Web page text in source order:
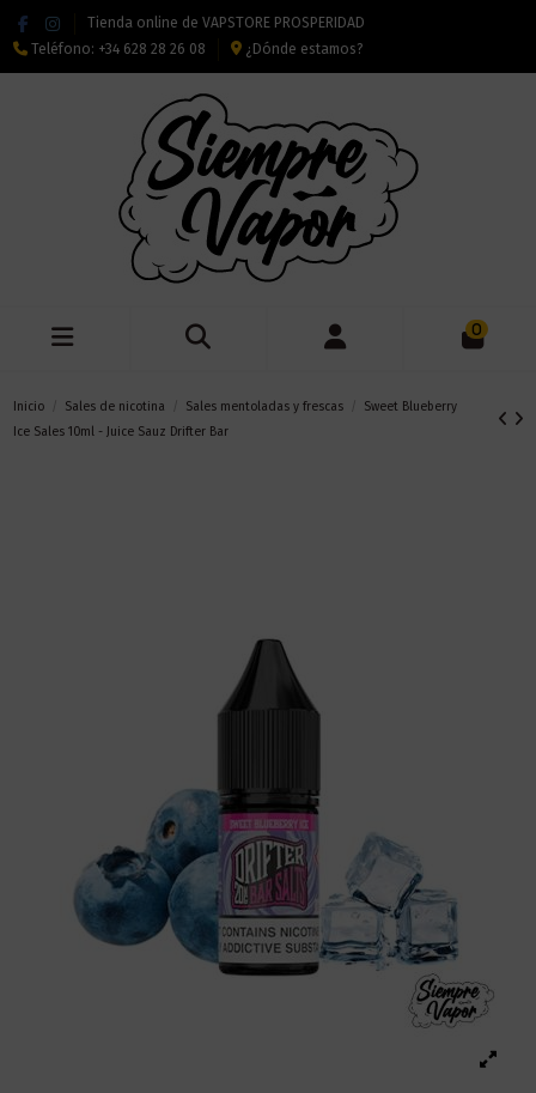
Tienda online de VAPSTORE PROSPERIDAD
Teléfono: +34 628 28 26 08 ¿Dónde estamos?
0
Inicio Sales de nicotina Sales mentoladas y frescas
Sweet Blueberry
Ice Sales 10ml - Juice Sauz Drifter Bar